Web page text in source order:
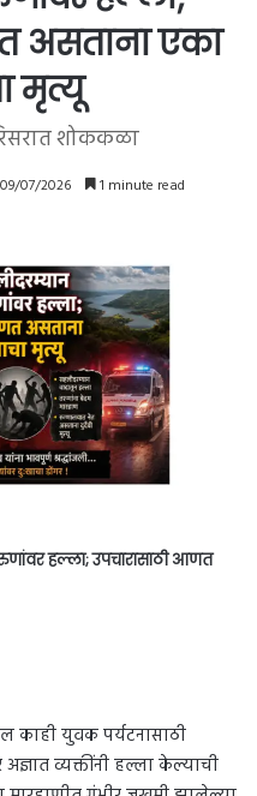
असताना एका
मृत्यू
शोककळा
09/07/2026 1 minute read
हल्ला; उपचारासाठी आणत
काही युवक पर्यटनासाठी
व्यक्तींनी हल्ला केल्याची